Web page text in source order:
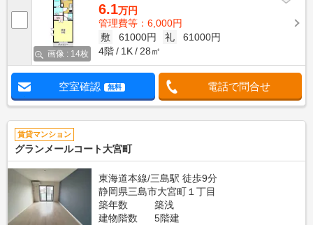
画像 : 14枚
6.1万円
管理費等：6,000円
敷
61000円 礼
61000円
4階
1K 28㎡
空室確認 無料 電話で問合せ
賃貸マンション
グランメールコート大宮町
東海道本線/三島駅 徒歩9分
静岡県三島市大宮町１丁目
築年数
築浅
建物階数
5階建